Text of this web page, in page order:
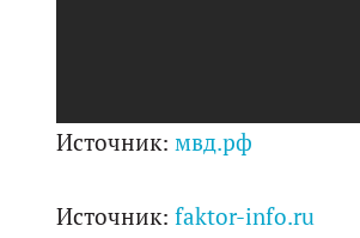
Источник: мвд.рф
Источник: faktor-info.ru